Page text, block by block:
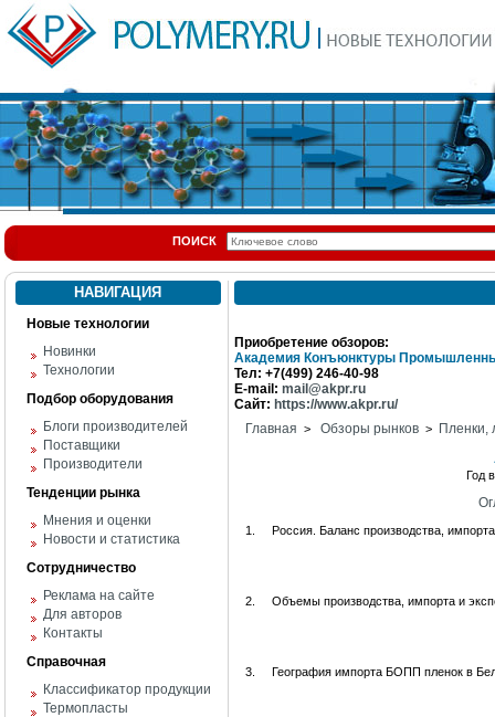
ПОИСК
НАВИГАЦИЯ
Новые технологии
Новинки
Технологии
Подбор оборудования
Блоги производителей
Поставщики
Производители
Тенденции рынка
Мнения и оценки
Новости и статистика
Сотрудничество
Реклама на сайте
Для авторов
Контакты
Справочная
Классификатор продукции
Термопласты
Приобретение обзоров:
Академия Конъюнктуры
Тел: +7(499) 246-40-98
E-mail: mail@akpr.ru
Сайт: https://www.akpr.ru/
Главная > Обзоры рынков > Пленки,
Год
1. Россия. Баланс производства,
2. Объемы производства, импорта и
3. География импорта БОПП пленок в